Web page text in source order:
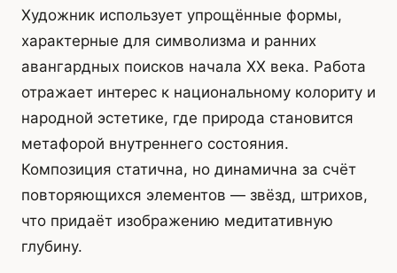
Художник использует упрощённые формы,
характерные для символизма и ранних
авангардных поисков начала XX века. Работа
отражает интерес к национальному колориту и
народной эстетике, где природа становится
метафорой внутреннего состояния.
Композиция статична, но динамична за счёт
повторяющихся элементов — звёзд, штрихов,
что придаёт изображению медитативную
глубину.